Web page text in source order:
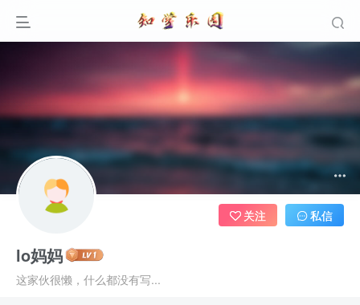
lo妈妈
这家伙很懒，什么都没有写...
关注 私信